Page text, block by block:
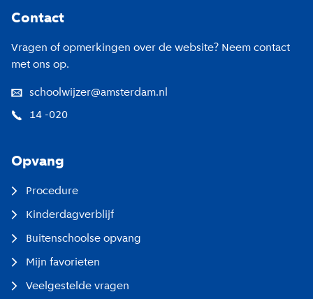
Contact
Vragen of opmerkingen over de website? Neem contact
met ons op.
schoolwijzer@amsterdam.nl
14 -020
Opvang
Procedure
Kinderdagverblijf
Buitenschoolse opvang
Mijn favorieten
Veelgestelde vragen